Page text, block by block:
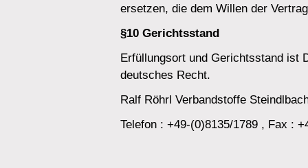
ersetzen, die dem Willen der
§10 Gerichtsstand
Erfüllungsort und Gerichtsstand ist
deutsches Recht.
Ralf Röhrl Verbandstoffe
Telefon : +49-(0)8135/1789 , Fax :